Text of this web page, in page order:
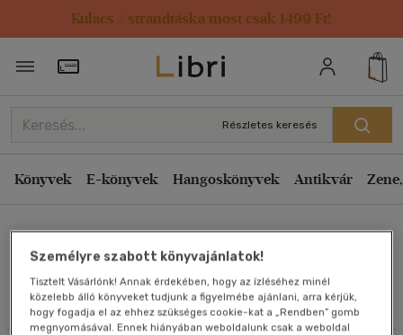
Kulacs / strandtáska most csak 1499 Ft!
Törzsvásárlói Kártya adatai
Részletes keresés
Könyvek E-könyvek Hangoskönyvek Antikvár
Porogi András
Művei
Rendezés
Kiadás éve szerint csökkenő
Ár szerint csökkenő
Eladott darabszám szerint csökkenő
Eladott darabszám szerint növekvő
Cím szerint A-Z
Szerző szerint A-Z
Személyre szabott könyvajánlatok!
Tisztelt Vásárlónk! Annak érdekében, hogy az ízléséhez minél
közelebb álló könyveket tudjunk a figyelmébe ajánlani, arra kérjük,
hogy fogadja el az ehhez szükséges cookie-kat a „Rendben” gomb
megnyomásával. Ennek hiányában weboldalunk csak a weboldal